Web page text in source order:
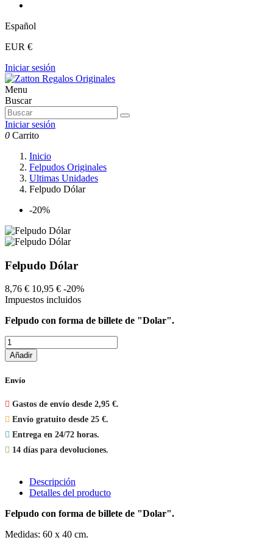
Español
EUR €
Iniciar sesión
Menu
Buscar
Iniciar sesión
0 Carrito
Inicio
Felpudos Originales
Ultimas Unidades
Felpudo Dólar
-20%
Felpudo Dólar
8,76 € 10,95 € -20%
Impuestos incluidos
Felpudo con forma de billete de "Dolar".
Añadir
Envío
 Gastos de envío desde 2,95 €.
 Envío gratuito desde 25 €.
 Entrega en 24/72 horas.
 14 días para devoluciones.
Descripción
Detalles del producto
Felpudo con forma de billete de "Dolar".
Medidas: 60 x 40 cm.